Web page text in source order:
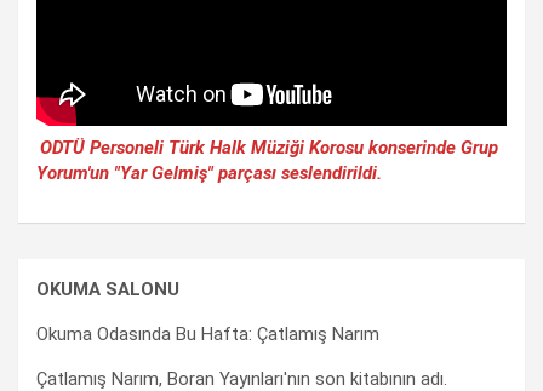
ODTÜ Personeli Türk Halk Müziği Korosu konserinde Grup
Yorum'un "Yar Gelmiş" parçası seslendirildi.
OKUMA SALONU
Okuma Odasında Bu Hafta: Çatlamış Narım
Çatlamış Narım, Boran Yayınları'nın son kitabının adı.